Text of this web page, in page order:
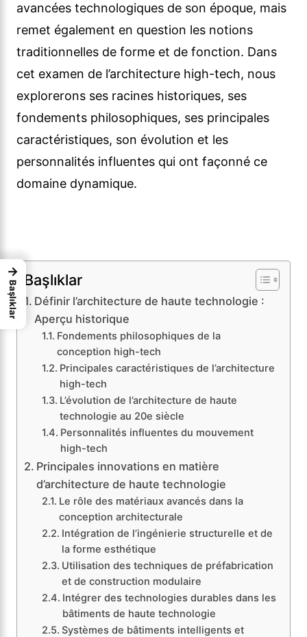
avancées technologiques de son époque, mais
remet également en question les notions
traditionnelles de forme et de fonction. Dans
cet examen de l’architecture high-tech, nous
explorerons ses racines historiques, ses
fondements philosophiques, ses principales
caractéristiques, son évolution et les
personnalités influentes qui ont façonné ce
domaine dynamique.
Başlıklar
Définir l’architecture de haute technologie :
Aperçu historique
Fondements philosophiques de la
conception high-tech
Principales caractéristiques de l’architecture
high-tech
L’évolution de l’architecture de haute
technologie au 20e siècle
Personnalités influentes du mouvement
high-tech
Principales innovations en matière
d’architecture de haute technologie
Le rôle des matériaux avancés dans la
conception architecturale
Intégration de l’ingénierie structurelle et de
la forme esthétique
Utilisation des techniques de préfabrication
et de construction modulaire
Intégrer des technologies durables dans les
bâtiments de haute technologie
Systèmes de bâtiments intelligents et
→
Başlıklar